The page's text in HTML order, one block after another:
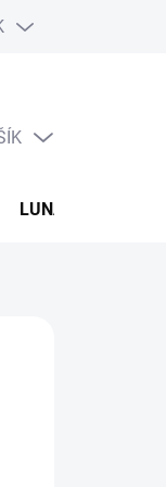
LUNÁRNÍ SÉRIE